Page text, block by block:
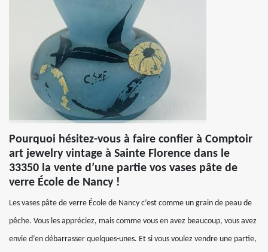
Pourquoi hésitez-vous à faire confier à Comptoir
art jewelry vintage à Sainte Florence dans le
33350 la vente d’une partie vos vases pâte de
verre École de Nancy !
Les vases pâte de verre École de Nancy c’est comme un grain de peau de
pêche. Vous les appréciez, mais comme vous en avez beaucoup, vous avez
envie d’en débarrasser quelques-unes. Et si vous voulez vendre une partie,